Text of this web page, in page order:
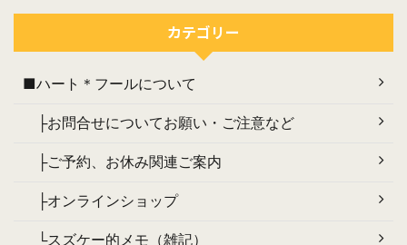
カテゴリー
■ハート＊フールについて
├お問合せについてお願い・ご注意など
├ご予約、お休み関連ご案内
├オンラインショップ
└スズケー的メモ（雑記）